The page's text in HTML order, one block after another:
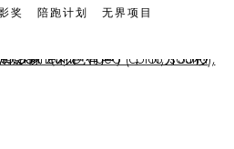
奖 陪跑计划 无界项目
following image in a popup: